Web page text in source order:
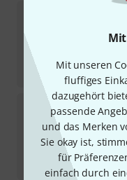
Mit unseren
fluffiges
dazugehört
passende
und das Merken
Sie okay ist,
für
einfach durch
In 7–9
-21%
Sofort
59€
-23%